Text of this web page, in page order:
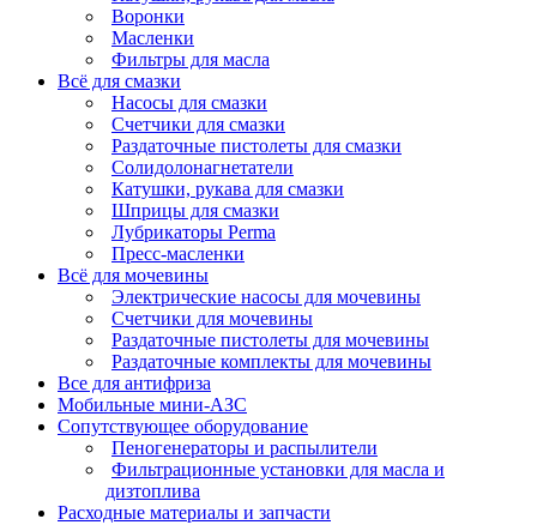
Воронки
Масленки
Фильтры для масла
Всё для смазки
Насосы для смазки
Счетчики для смазки
Раздаточные пистолеты для смазки
Солидолонагнетатели
Катушки, рукава для смазки
Шприцы для смазки
Лубрикаторы Perma
Пресс-масленки
Всё для мочевины
Электрические насосы для мочевины
Счетчики для мочевины
Раздаточные пистолеты для мочевины
Раздаточные комплекты для мочевины
Все для антифриза
Мобильные мини-АЗС
Сопутствующее оборудование
Пеногенераторы и распылители
Фильтрационные установки для масла и
дизтоплива
Расходные материалы и запчасти